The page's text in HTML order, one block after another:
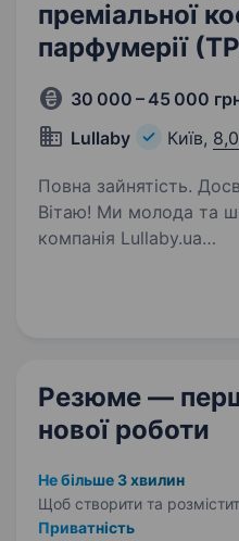
преміальної
парфумерії
30 000 – 45 000
Lullaby Київ,
Повна зайнятість.
Вітаю! Ми молода та
компанія Lullaby.ua
Резюме —
нової роботи
Не більше 3 хвилин
Щоб створити та
Приватність